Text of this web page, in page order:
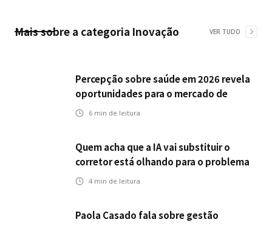
Mais sobre a categoria Inovação VER TUDO
Percepção sobre saúde em 2026 revela
oportunidades para o mercado de
seguros ampliar cobertura e prevenção
6 min de leitura
Quem acha que a IA vai substituir o
corretor está olhando para o problema
errado
4 min de leitura
Paola Casado fala sobre gestão